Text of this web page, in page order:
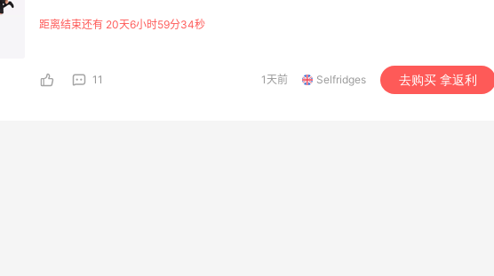
民币参与全年全球免邮的Selfridges+计划。配送至中国一般5个工作日可到货，自动扣除
的中文官网更为方便中国顾客消费，可以使用简体中文浏览和选购。 Reselfridges的产品
与服务旨在成就长久挚爱——重燃浪漫激情，亦在爱火熄灭时助您开启新章。
距离结束还有 20天6小时59分33秒
11 1天前 Selfridges 去购买 拿返利